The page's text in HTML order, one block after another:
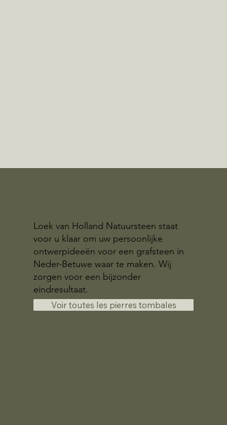
Loek van Holland Natuursteen staat
voor u klaar om uw persoonlijke
ontwerpideeën voor een grafsteen in
Neder-Betuwe waar te maken. Wij
zorgen voor een bijzonder
eindresultaat.
Voir toutes les pierres tombales